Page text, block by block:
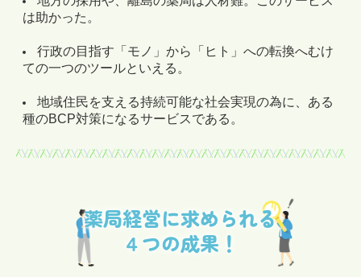
は助かった。
行政の目指す「モノ」から「ヒト」への転換へむけ
ての一つのツールといえる。
地域住民を支える持続可能な社会実現の為に、ある
種のBCP対策になるサービスである。
薬局経営に求められる